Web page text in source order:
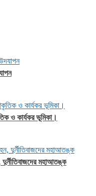
ও কার্যকর ভূমিকা।
দুর্নীতিবাজদের মহাআতঙ্ক